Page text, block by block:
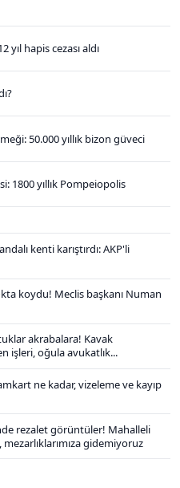
yıl hapis cezası aldı
50.000 yıllık bizon güveci
1800 yıllık Pompeiopolis
kenti karıştırdı: AKP'li
koydu! Meclis başkanı Numan
akrabalara! Kavak
işleri, oğula avukatlık...
ne kadar, vizeleme ve kayıp
rezalet görüntüler! Mahalleli
gidemiyoruz